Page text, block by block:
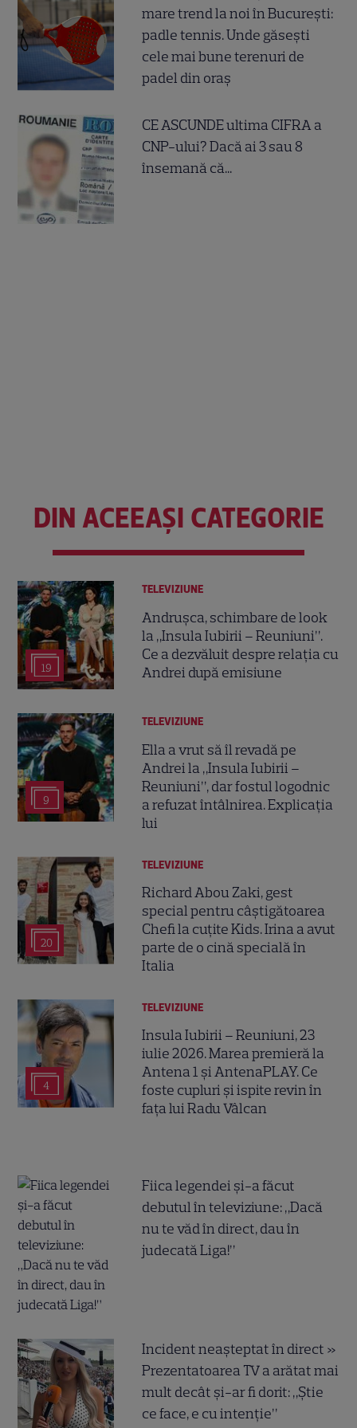
mare trend la noi în București:
padle tennis. Unde găsești
cele mai bune terenuri de
padel din oraș
CE ASCUNDE ultima CIFRA a
CNP-ului? Dacă ai 3 sau 8
însemană că...
DIN ACEEAȘI CATEGORIE
19
TELEVIZIUNE
Andrușca, schimbare de look
la „Insula Iubirii – Reuniuni”.
Ce a dezvăluit despre relația cu
Andrei după emisiune
9
TELEVIZIUNE
Ella a vrut să îl revadă pe
Andrei la „Insula Iubirii –
Reuniuni”, dar fostul logodnic
a refuzat întâlnirea. Explicația
lui
20
TELEVIZIUNE
Richard Abou Zaki, gest
special pentru câștigătoarea
Chefi la cuțite Kids. Irina a avut
parte de o cină specială în
Italia
4
TELEVIZIUNE
Insula Iubirii – Reuniuni, 23
iulie 2026. Marea premieră la
Antena 1 și AntenaPLAY. Ce
foste cupluri și ispite revin în
fața lui Radu Vâlcan
Fiica legendei și-a făcut
debutul în televiziune: „Dacă
nu te văd în direct, dau în
judecată Liga!”
Incident neașteptat în direct »
Prezentatoarea TV a arătat mai
mult decât și-ar fi dorit: „Știe
ce face, e cu intenție”